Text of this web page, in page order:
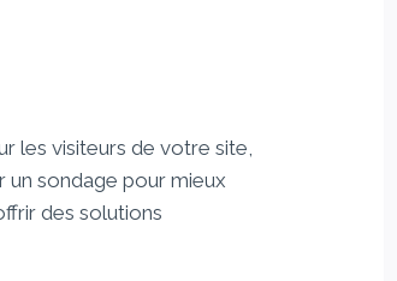
les visiteurs de votre site,
un sondage pour mieux
des solutions